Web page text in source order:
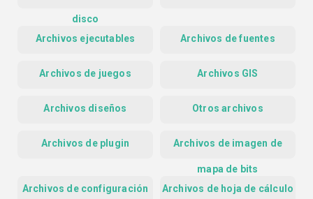
disco
Archivos ejecutables Archivos de fuentes
Archivos de juegos Archivos GIS
Archivos diseños Otros archivos
Archivos de plugin Archivos de imagen de
mapa de bits
Archivos de configuración
Archivos de hoja de cálculo